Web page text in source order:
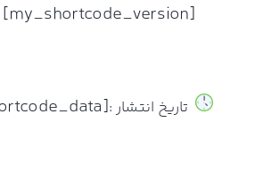
[my_shortcode_version]
تاریخ انتشار : [my_shortcode_data]